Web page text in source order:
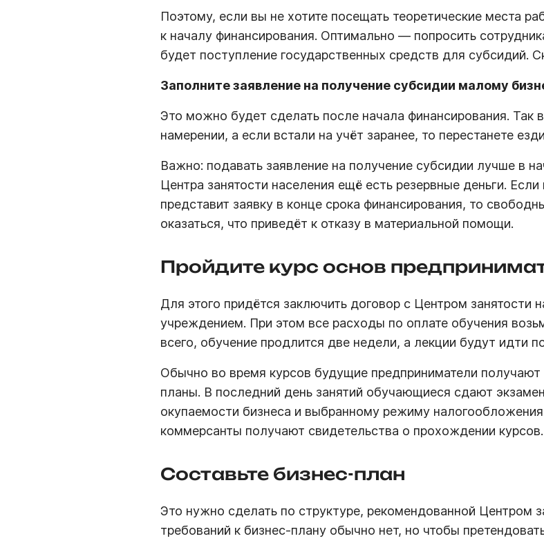
Поэтому, если вы не хотите посещать теоретические места
к началу финансирования. Оптимально — попросить
будет поступление государственных средств для субсидий.
Заполните заявление на получение субсидии малому
Это можно будет сделать после начала финансирования. Так
намерении, а если встали на учёт заранее, то перестанете
Важно: подавать заявление на получение субсидии лучше в
Центра занятости населения ещё есть резервные деньги.
представит заявку в конце срока финансирования, то
оказаться, что приведёт к отказу в материальной помощи.
Пройдите курс основ
Для этого придётся заключить договор с Центром занятости
учреждением. При этом все расходы по оплате обучения
всего, обучение продлится две недели, а лекции будут идти
Обычно во время курсов будущие предприниматели получают
планы. В последний день занятий обучающиеся сдают
окупаемости бизнеса и выбранному режиму
коммерсанты получают свидетельства о прохождении курсов.
Составьте бизнес-план
Это нужно сделать по структуре, рекомендованной Центром
требований к бизнес-плану обычно нет, но чтобы